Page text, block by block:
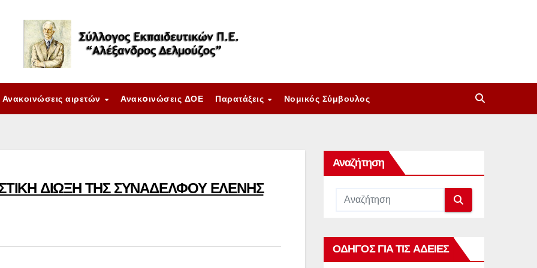
Ανακοινώσεις αιρετών Ανακoινώσεις ΔΟΕ Παρατάξεις Νομικός Σύμβουλος
ΔΙΩΞΗ ΤΗΣ ΣΥΝΑΔΕΛΦΟΥ ΕΛΕΝΗΣ
Αναζήτηση
ΟΔΗΓΟΣ ΓΙΑ ΤΙΣ ΑΔΕΙΕΣ